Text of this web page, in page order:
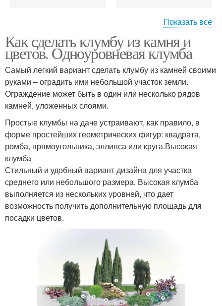
Клумбы из камней Места для клумбы
Клумбы с камнями Клумба с камнями
Клумбы из камня Клумбы из кирпича
Кирпичные клумбы Клумба из камней
Показать все
Как сделать клумбу из камня и
цветов. Одноуровневая клумба
Самый легкий вариант сделать клумбу из камней своими
руками – оградить ими небольшой участок земли.
Ограждение может быть в один или несколько рядов
камней, уложенных слоями.
Простые клумбы на даче устраивают, как правило, в
форме простейших геометрических фигур: квадрата,
ромба, прямоугольника, эллипса или круга.Высокая
клумба
Стильный и удобный вариант дизайна для участка
среднего или небольшого размера. Высокая клумба
выполняется из нескольких уровней, что дает
возможность получить дополнительную площадь для
посадки цветов.